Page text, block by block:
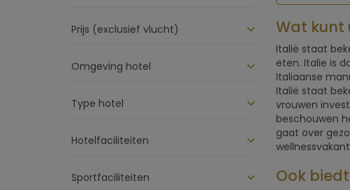
Prijs (exclusief vlucht)
Omgeving hotel
Type hotel
Hotelfaciliteiten
Sportfaciliteiten
Wat kunt
Italië staat
eten. Italie is
Italiaanse
Italië staat
vrouwen
beschouwen
gaat over
Ook